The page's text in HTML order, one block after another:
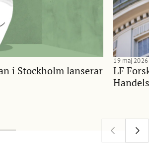
i Stockholm lanserar
LF
19 maj 2026